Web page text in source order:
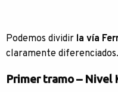
Podemos dividir la vía
claramente diferenciados.
Primer tramo – Nivel